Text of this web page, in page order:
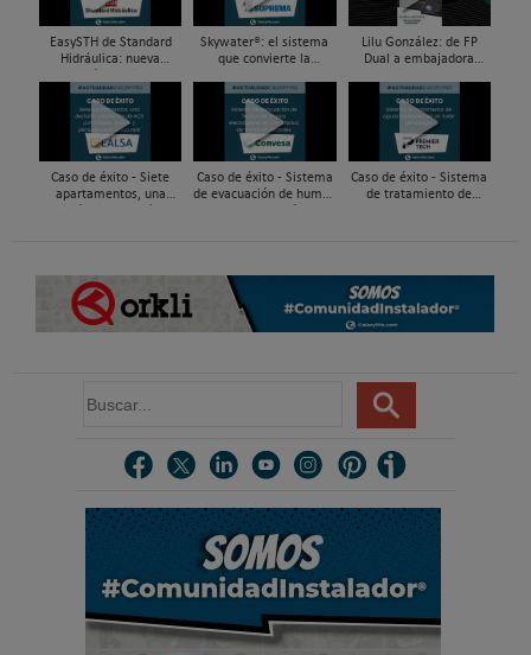
EasySTH de Standard
Hidráulica: nueva
de expansión para
tuberías PEX
Skywater®: el sistema
que convierte la
infraestructura activa de
gestión del agua...
Lilu González: de FP
Dual a embajadora
| Mecatrónica Industrial
Caso de éxito - Siete
apartamentos, una
Caso de éxito - Sistema
de evacuación de humos
Caso de éxito - Sistema
de tratamiento de
u
r
.